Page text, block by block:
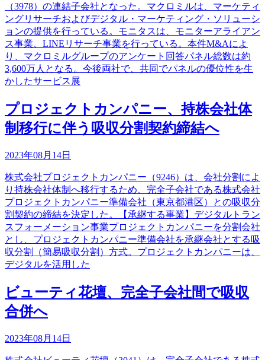
（3978）の連結子会社となった。マクロミルは、マーケティ
ングリサーチおよびデジタル・マーケティング・ソリューシ
ョンの提供を行っている。モニタスは、モニターアライアン
ス事業、LINEリサーチ事業を行っている。本件M&Aによ
り、マクロミルグループのアンケート回答パネル総数は約
3,600万人となる。今後両社で、共同でパネルの優位性を生
かしたサービス展
プロジェクトカンパニー、持株会社体
制移行に伴う吸収分割契約締結へ
2023年08月14日
株式会社プロジェクトカンパニー（9246）は、会社分割によ
り持株会社体制へ移行するため、完全子会社である株式会社
プロジェクトカンパニー準備会社（東京都港区）との吸収分
割契約の締結を決定した。【承継する事業】デジタルトラン
スフォーメーション事業プロジェクトカンパニーを分割会社
とし、プロジェクトカンパニー準備会社を承継会社とする吸
収分割（簡易吸収分割）方式。プロジェクトカンパニーは、
デジタルを活用した
ビューティ花壇、完全子会社間で吸収
合併へ
2023年08月14日